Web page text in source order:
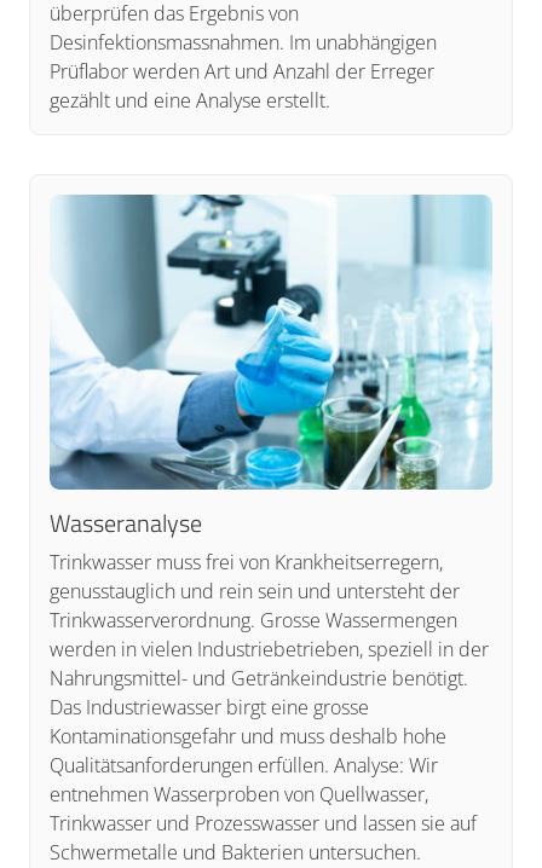
überprüfen das Ergebnis von
Desinfektionsmassnahmen. Im unabhängigen
Prüflabor werden Art und Anzahl der Erreger
gezählt und eine Analyse erstellt.
Wasseranalyse
Trinkwasser muss frei von Krankheitserregern,
genusstauglich und rein sein und untersteht der
Trinkwasserverordnung. Grosse Wassermengen
werden in vielen Industriebetrieben, speziell in der
Nahrungsmittel- und Getränkeindustrie benötigt.
Das Industriewasser birgt eine grosse
Kontaminationsgefahr und muss deshalb hohe
Qualitätsanforderungen erfüllen. Analyse: Wir
entnehmen Wasserproben von Quellwasser,
Trinkwasser und Prozesswasser und lassen sie auf
Schwermetalle und Bakterien untersuchen.